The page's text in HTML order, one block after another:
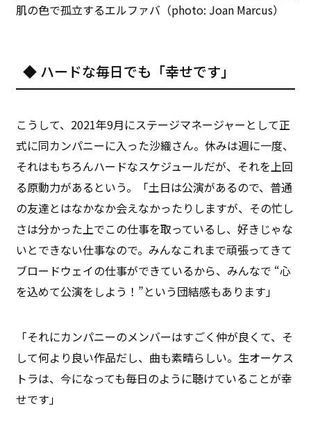
肌の色で孤立するエルファバ（photo: Joan Marcus）
◆ ハードな毎日でも「幸せです」
こうして、2021年9月にステージマネージャーとして正
式に同カンパニーに入った沙織さん。休みは週に一度、
それはもちろんハードなスケジュールだが、それを上回
る原動力があるという。「土日は公演があるので、普通
の友達とはなかなか会えなかったりしますが、その忙し
さは分かった上でこの仕事を取っているし、好きじゃな
いとできない仕事なので。みんなこれまで頑張ってきて
ブロードウェイの仕事ができているから、みんなで “心
を込めて公演をしよう！”という団結感もあります」
「それにカンパニーのメンバーはすごく仲が良くて、そ
して何より良い作品だし、曲も素晴らしい。生オーケス
トラは、今になっても毎日のように聴けていることが幸
せです」